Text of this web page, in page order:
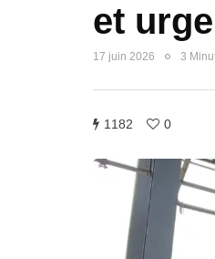
et
17 juin 2026 3
1182 0